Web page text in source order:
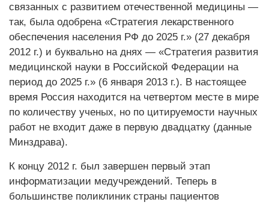
связанных с развитием отечественной медицины —
так, была одобрена «Стратегия лекарственного
обеспечения населения РФ до 2025 г.» (27 декабря
2012 г.) и буквально на днях — «Стратегия развития
медицинской науки в Российской Федерации на
период до 2025 г.» (6 января 2013 г.). В настоящее
время Россия находится на четвертом месте в мире
по количеству ученых, но по цитируемости научных
работ не входит даже в первую двадцатку (данные
Минздрава).
К концу 2012 г. был завершен первый этап
информатизации медучреждений. Теперь в
большинстве поликлиник страны пациентов